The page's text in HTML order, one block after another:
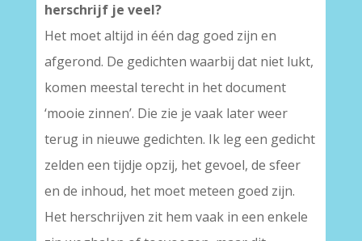
herschrijf je veel?
Het moet altijd in één dag goed zijn en
afgerond. De gedichten waarbij dat niet lukt,
komen meestal terecht in het document
‘mooie zinnen’. Die zie je vaak later weer
terug in nieuwe gedichten. Ik leg een gedicht
zelden een tijdje opzij, het gevoel, de sfeer
en de inhoud, het moet meteen goed zijn.
Het herschrijven zit hem vaak in een enkele